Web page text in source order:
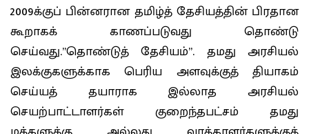
2009க்குப் பின்னரான தமிழ்த் தேசியத்தின் பிரதான
கூறாகக் காணப்படுவது தொண்டு
செய்வது.”தொண்டுத் தேசியம்”. தமது அரசியல்
இலக்குகளுக்காக பெரிய அளவுக்குத் தியாகம்
செய்யத் தயாராக இல்லாத அரசியல்
செயற்பாட்டாளர்கள் குறைந்தபட்சம் தமது